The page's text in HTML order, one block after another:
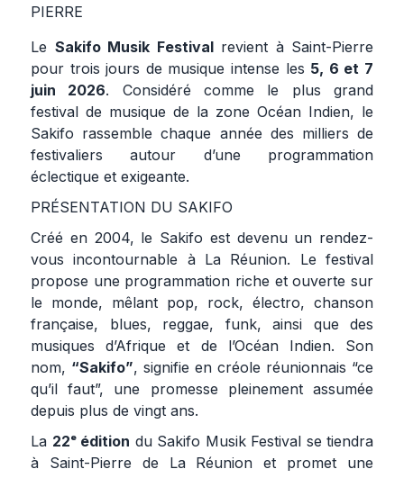
PIERRE
Le Sakifo Musik Festivalrevient à Saint-Pierre
pour trois jours de musique intense les 5, 6 et 7
juin 2026. Considéré comme le plus grand
festival de musique de la zone Océan Indien, le
Sakifo rassemble chaque année des milliers de
festivaliers autour d’une programmation
éclectique et exigeante.
PRÉSENTATION DU SAKIFO
Créé en 2004, le Sakifo est devenu un rendez-
vous incontournable à La Réunion. Le festival
propose une programmation riche et ouverte sur
le monde, mêlant pop, rock, électro, chanson
française, blues, reggae, funk, ainsi que des
musiques d’Afrique et de l’Océan Indien. Son
nom, “Sakifo”, signifie en créole réunionnais “ce
qu’il faut”, une promesse pleinement assumée
depuis plus de vingt ans.
La 22ᵉ édition du Sakifo Musik Festival se tiendra
à Saint-Pierre de La Réunion et promet une